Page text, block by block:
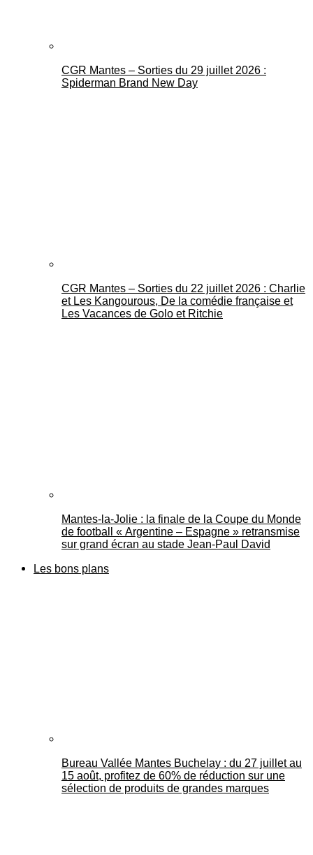
CGR Mantes – Sorties du 29 juillet 2026 :
Spiderman Brand New Day
CGR Mantes – Sorties du 22 juillet 2026 : Charlie
et Les Kangourous, De la comédie française et
Les Vacances de Golo et Ritchie
Mantes-la-Jolie : la finale de la Coupe du Monde
de football « Argentine – Espagne » retransmise
sur grand écran au stade Jean-Paul David
Les bons plans
Bureau Vallée Mantes Buchelay : du 27 juillet au
15 août, profitez de 60% de réduction sur une
sélection de produits de grandes marques